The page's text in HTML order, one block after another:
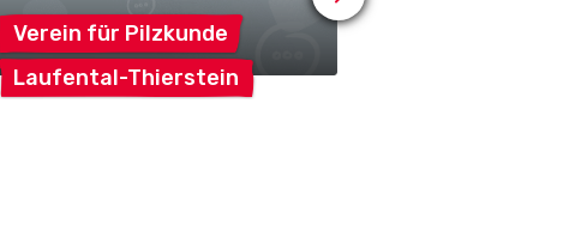
Verein für Pilzkunde
Laufental-Thierstein